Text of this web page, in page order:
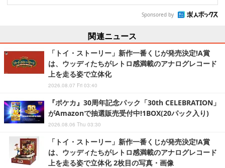
Sponsored by
関連ニュース
「トイ・ストーリー」新作一番くじが発売決定!A賞
は、ウッディたちがレトロ感満載のアナログレコード
上を走る姿で立体化
2026.08.07 Fri 03:40
『ポケカ』30周年記念パック「30th CELEBRATION」
がAmazonで抽選販売受付中!1BOX(20パック入り)
2026.08.06 Thu 03:30
「トイ・ストーリー」新作一番くじが発売決定!A賞
は、ウッディたちがレトロ感満載のアナログレコード
上を走る姿で立体化 2枚目の写真・画像